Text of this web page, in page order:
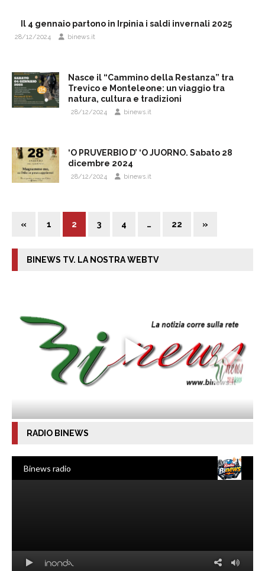
Il 4 gennaio partono in Irpinia i saldi invernali 2025
28/12/2024 binews.it
Nasce il “Cammino della Restanza” tra
Trevico e Monteleone: un viaggio tra
natura, cultura e tradizioni
28/12/2024 binews.it
‘O PRUVERBIO D’ ‘O JUORNO. Sabato 28
dicembre 2024
28/12/2024 binews.it
« 1 2 3 4 … 22 »
BINEWS TV. LA NOSTRA WEBTV
RADIO BINEWS